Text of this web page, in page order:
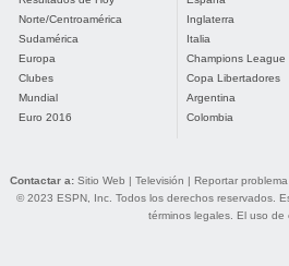
Norte/Centroamérica
Sudamérica
Europa
Clubes
Mundial
Euro 2016
Inglaterra
Italia
Champions League
Copa Libertadores
Argentina
Colombia
Contactar a: Sitio Web | Televisión | Reportar problema
© 2023 ESPN, Inc. Todos los derechos reservados.
términos legales. El uso de